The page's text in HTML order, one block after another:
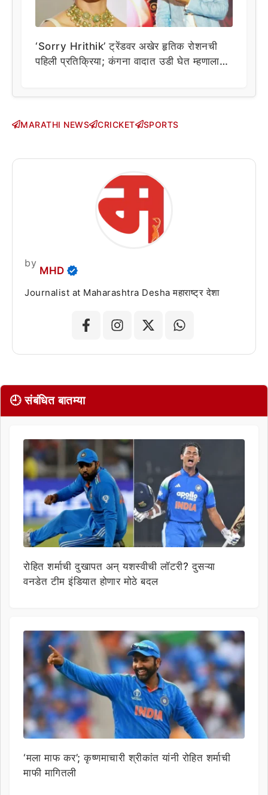
‘Sorry Hrithik’ ट्रेंडवर अखेर हृतिक रोशनची
पहिली प्रतिक्रिया; कंगना वादात उडी घेत म्हणाला…
MARATHI NEWS CRICKET SPORTS
by
MHD
Journalist at Maharashtra Desha महाराष्ट्र देशा
🕘 संबंधित बातम्या
रोहित शर्माची दुखापत अन् यशस्वीची लॉटरी? दुसऱ्या
वनडेत टीम इंडियात होणार मोठे बदल
‘मला माफ कर’; कृष्णमाचारी श्रीकांत यांनी रोहित शर्माची
माफी मागितली